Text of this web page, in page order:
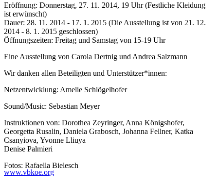
Eröffnung: Donnerstag, 27. 11. 2014, 19 Uhr (Festliche Kleidung
ist erwünscht)
Dauer: 28. 11. 2014 - 17. 1. 2015 (Die Ausstellung ist von 21. 12.
2014 - 8. 1. 2015 geschlossen)
Öffnungszeiten: Freitag und Samstag von 15-19 Uhr
Eine Ausstellung von Carola Dertnig und Andrea Salzmann
Wir danken allen Beteiligten und Unterstützer*innen:
Netzentwicklung: Amelie Schlögelhofer
Sound/Music: Sebastian Meyer
Instruktionen von: Dorothea Zeyringer, Anna Königshofer,
Georgetta Rusalin, Daniela Grabosch, Johanna Fellner, Katka
Csanyiova, Yvonne Lliuya
Denise Palmieri
Fotos: Rafaella Bielesch
www.vbkoe.org